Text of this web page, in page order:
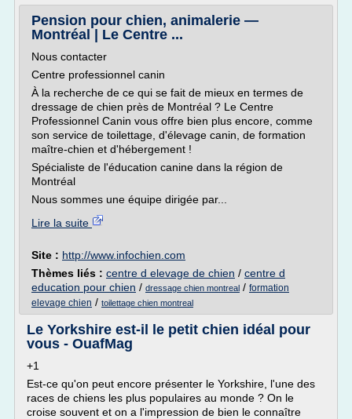
Pension pour chien, animalerie —
Montréal | Le Centre ...
Nous contacter
Centre professionnel canin
À la recherche de ce qui se fait de mieux en termes de
dressage de chien près de Montréal ? Le Centre
Professionnel Canin vous offre bien plus encore, comme
son service de toilettage, d'élevage canin, de formation
maître-chien et d'hébergement !
Spécialiste de l'éducation canine dans la région de
Montréal
Nous sommes une équipe dirigée par...
Lire la suite
Site : http://www.infochien.com
Thèmes liés : centre d elevage de chien / centre d
education pour chien / dressage chien montreal / formation
elevage chien / toilettage chien montreal
Le Yorkshire est-il le petit chien idéal pour
vous - OuafMag
+1
Est-ce qu'on peut encore présenter le Yorkshire, l'une des
races de chiens les plus populaires au monde ? On le
croise souvent et on a l'impression de bien le connaître